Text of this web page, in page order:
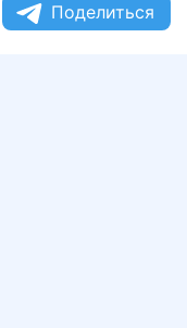
Поделиться